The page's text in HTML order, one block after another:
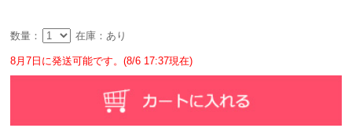
数量： 在庫：あり
8月7日に発送可能です。(8/6 17:37現在)